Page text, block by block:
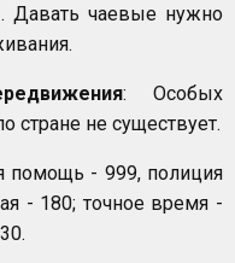
Давать чаевые нужно
: Особых
стране не существует.
помощь - 999, полиция
- 180; точное время -